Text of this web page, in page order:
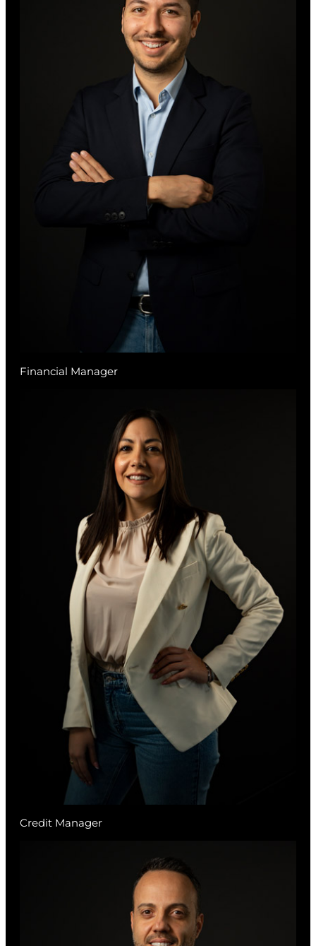
Financial Manager
Credit Manager